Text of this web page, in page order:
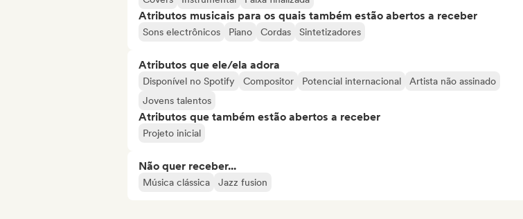
Atributos musicais para os quais também estão abertos a receber
Sons electrônicos Piano Cordas Sintetizadores
Atributos que ele/ela adora
Disponível no Spotify Compositor Potencial internacional
Artista não assinado
Jovens talentos
Atributos que também estão abertos a receber
Projeto inicial
Não quer receber...
Música clássica Jazz fusion